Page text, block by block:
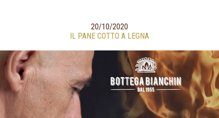
20/10/2020
IL PANE COTTO A LEGNA